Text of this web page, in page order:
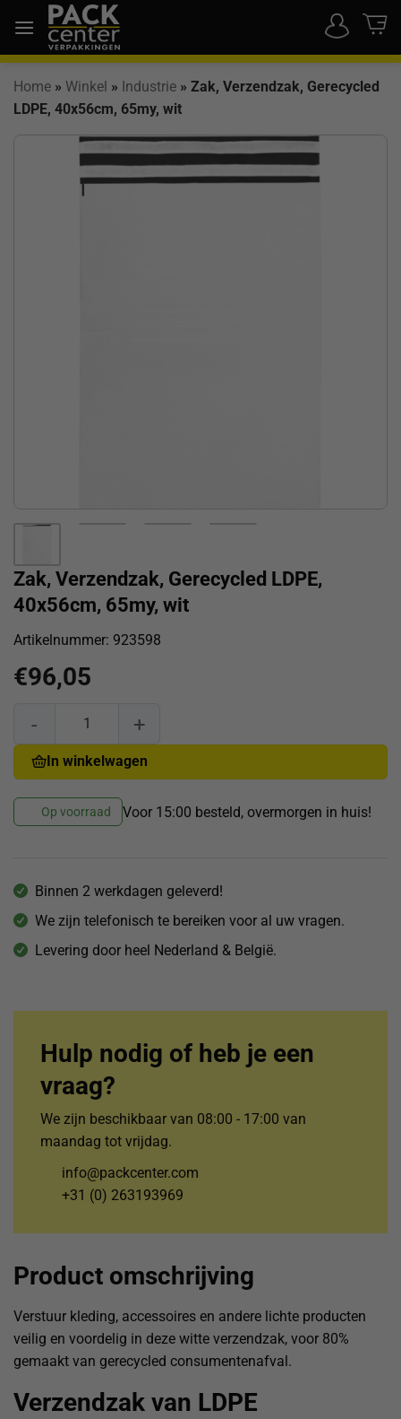
naar
inhoud
Home » Winkel » Industrie » Zak, Verzendzak, Gerecycled
LDPE, 40x56cm, 65my, wit
Zak, Verzendzak, Gerecycled LDPE,
40x56cm, 65my, wit
Artikelnummer: 923598
€96,05
In winkelwagen
Op voorraad Voor 15:00 besteld, overmorgen in huis!
Binnen 2 werkdagen geleverd!
We zijn telefonisch te bereiken voor al uw vragen.
Levering door heel Nederland & België.
Hulp nodig of heb je een
vraag?
We zijn beschikbaar van 08:00 - 17:00 van
maandag tot vrijdag.
info@packcenter.com
+31 (0) 263193969
Product omschrijving
Verstuur kleding, accessoires en andere lichte producten
veilig en voordelig in deze witte verzendzak, voor 80%
gemaakt van gerecycled consumentenafval.
Verzendzak van LDPE